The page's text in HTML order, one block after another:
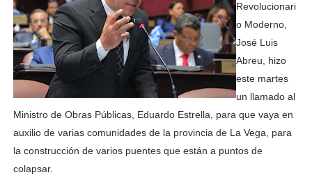
Revolucionari
o Moderno,
José Luis
Abreu, hizo
este martes
un llamado al
Ministro de Obras Públicas, Eduardo Estrella, para que vaya en
auxilio de varias comunidades de la provincia de La Vega, para
la construcción de varios puentes que están a puntos de
colapsar.